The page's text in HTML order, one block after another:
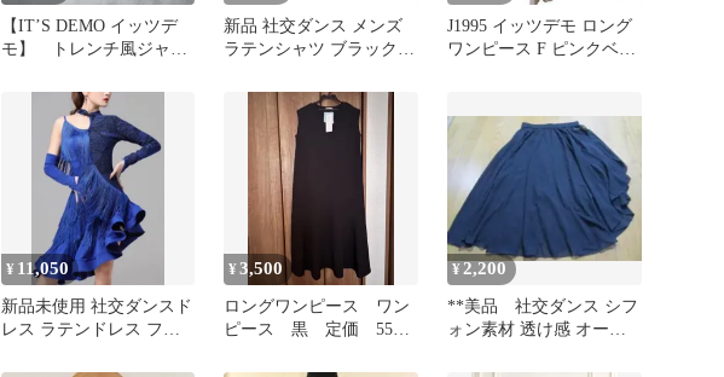
【IT’S DEMO イッツデ
モ】 トレンチ風ジャン
ー F
新品 社交ダンス メンズ
ラテンシャツ ブラック
J1995 イッツデモ ロング
ワンピース F ピンクベー
¥ 11,050
新品未使用 社交ダンスド
レス ラテンドレス フリ
¥3,500
ロングワンピース ワン
ピース 黒 定価 5500
¥2,200
**美品 社交ダンス シフ
ォン素材 透け感 オーバ